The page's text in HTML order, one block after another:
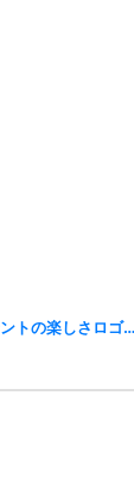
トの楽しさロゴ